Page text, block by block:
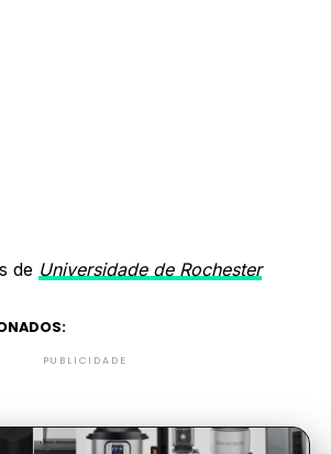
de Universidade de Rochester
PUBLICIDADE